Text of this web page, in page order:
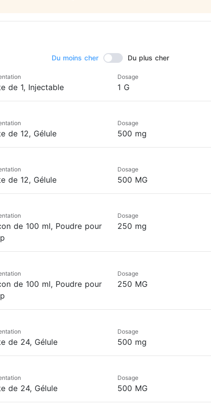
Du moins cher Du plus cher
de 1, Injectable
Dosage
1 G
de 12, Gélule
Dosage
500 mg
de 12, Gélule
Dosage
500 MG
de 100 ml, Poudre pour
Dosage
250 mg
de 100 ml, Poudre pour
Dosage
250 MG
de 24, Gélule
Dosage
500 mg
de 24, Gélule
Dosage
500 MG